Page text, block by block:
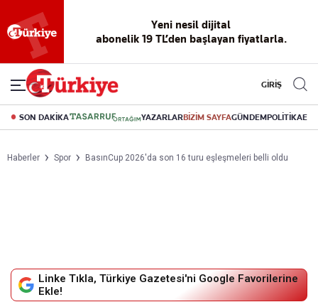
okuma
deneyimi
dijital arşiv
Akıllı haber
asistanı
Eski gazeteleri
indirme
canlı soru
cevap
GİRİŞ
SON DAKİKA YAZARLARBİZİM SAYFAGÜNDEMPOLİTİKA
Haberler Spor BasınCup 2026'da son 16 turu eşleşmeleri belli oldu
Linke Tıkla, Türkiye Gazetesi'ni Google Favorilerine
Ekle!